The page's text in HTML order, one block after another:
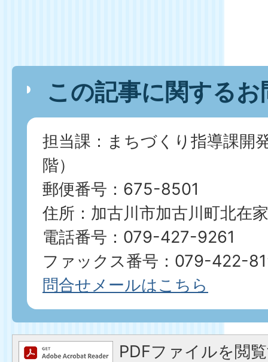
この記事に関する
担当課：まちづくり指導課開
階）
郵便番号：675-8501
住所：加古川市加古川町北在
電話番号：079-427-9261
ファックス番号：079-422-
問合せメールはこちら
PDFファイルを閲